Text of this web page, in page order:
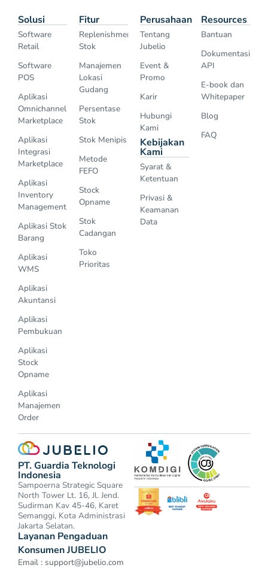
Solusi
Software
Retail
Software
POS
Aplikasi
Omnichannel
Marketplace
Aplikasi
Integrasi
Marketplace
Aplikasi
Inventory
Management
Aplikasi Stok
Barang
Aplikasi
WMS
Aplikasi
Akuntansi
Aplikasi
Pembukuan
Aplikasi
Stock
Opname
Aplikasi
Manajemen
Order
Fitur
Replenishment
Stok
Manajemen
Lokasi
Gudang
Persentase
Stok
Stok Menipis
Metode
FEFO
Stock
Opname
Stok
Cadangan
Toko
Prioritas
Perusahaan
Tentang
Jubelio
Event &
Promo
Karir
Hubungi
Kami
Kebijakan
Kami
Syarat &
Ketentuan
Privasi &
Keamanan
Data
Resources
Bantuan
Dokumentasi
API
E-book dan
Whitepaper
Blog
FAQ
PT. Guardia Teknologi
Indonesia
Sampoerna Strategic Square
North Tower Lt. 16, Jl. Jend.
Sudirman Kav 45-46, Karet
Semanggi, Kota Administrasi
Jakarta Selatan.
Layanan Pengaduan
Konsumen JUBELIO
Email : support@jubelio.com